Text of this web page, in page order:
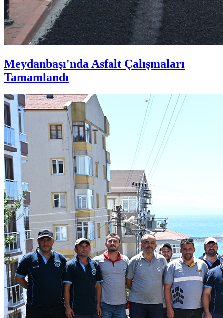
Meydanbaşı'nda Asfalt Çalışmaları
Tamamlandı